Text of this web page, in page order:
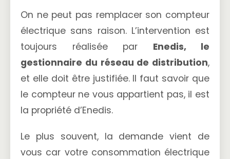
On ne peut pas remplacer son compteur
électrique sans raison. L’intervention est
toujours réalisée par Enedis, le
gestionnaire du réseau de distribution,
et elle doit être justifiée. Il faut savoir que
le compteur ne vous appartient pas, il est
la propriété d’Enedis.
Le plus souvent, la demande vient de
vous car votre consommation électrique